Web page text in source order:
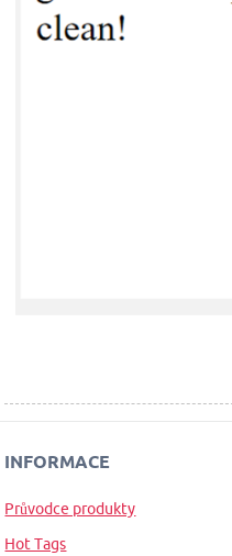
INFORMACE
Průvodce produkty
Hot Tags